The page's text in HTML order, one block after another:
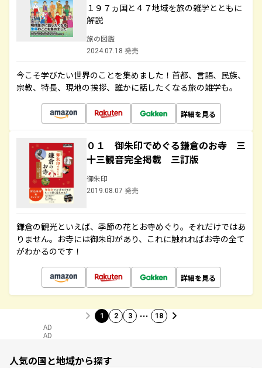
１９７ヵ国と４７地域を旅の雑学とともに
解説
旅の図鑑
2024.07.18 発売
今こそ学びたい世界のことを集めました！首都、言語、民族、
宗教、特長、現地の挨拶、誰かに話したくなる旅の雑学も。
詳細を見る
０１ 御朱印でめぐる鎌倉のお寺 三
十三観音完全掲載 三訂版
御朱印
2019.08.07 発売
鎌倉の観光といえば、季節の花とお寺めぐり。それだけではあ
りません。お寺には御朱印があり、これに触れればお寺の全て
がわかるのです！
詳細を見る
1 2 3 … 18
AD
AD
人気の国と地域から探す